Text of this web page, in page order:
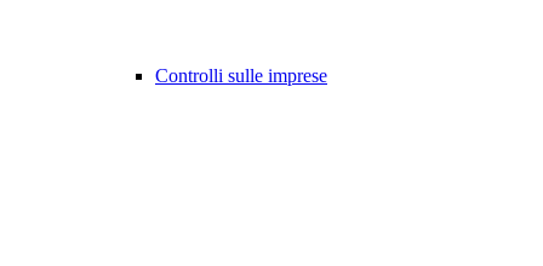
Controlli sulle imprese